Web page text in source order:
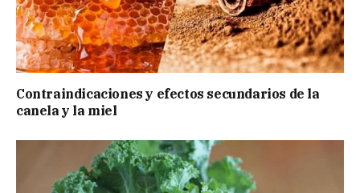
Contraindicaciones y efectos secundarios de la
canela y la miel